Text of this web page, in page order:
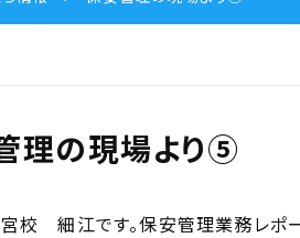
理の現場より⑤
校 細江です。保安管理業務レポー